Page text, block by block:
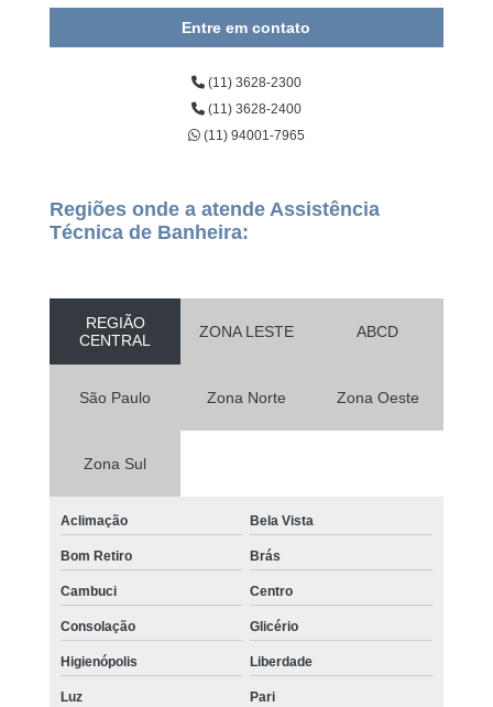
Entre em contato
(11) 3628-2300
(11) 3628-2400
(11) 94001-7965
Regiões onde a atende Assistência
Técnica de Banheira:
REGIÃO
CENTRAL
ZONA LESTE ABCD
São Paulo Zona Norte Zona Oeste
Zona Sul
Aclimação Bela Vista
Bom Retiro Brás
Cambuci Centro
Consolação Glicério
Higienópolis Liberdade
Luz Pari